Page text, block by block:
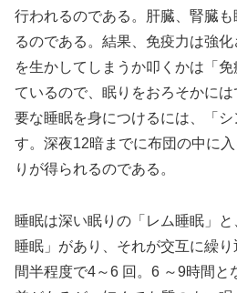
行われるのである。肝臓、腎臓
るのである。結果、免疫力は強
を生かしてしまうか叩くかは「
ているので、眠りをおろそかに
要な睡眠を身につけるには、「
す。深夜12暗までに布団の中に
りが得られるのである。
睡眠は深い眠りの「レム睡眠」
睡眠」があり、それが交互に繰
間半程度で4～6 回。6 ～9時間と